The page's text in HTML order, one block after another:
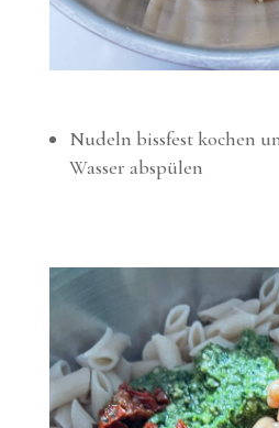
Nudeln bissfest kochen
Wasser abspülen